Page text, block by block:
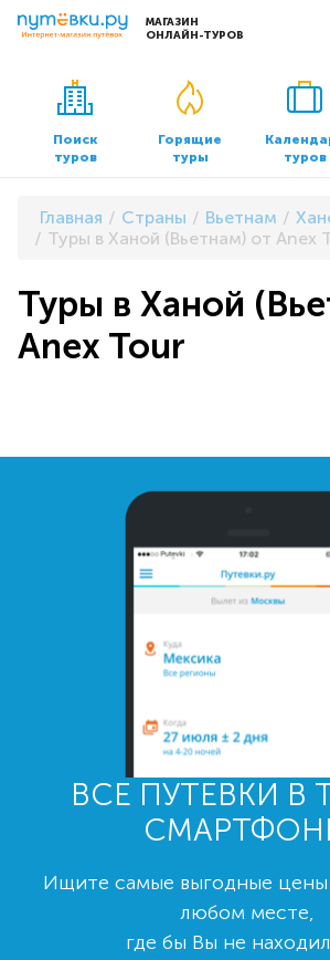
МАГАЗИН
ОНЛАЙН-ТУРОВ
Сервисы
Бронирование отелей
Трансфер
О
О нас
Контакты
Поиск
туров
Горящие
туры
туров
Главная Страны Вьетнам
Туры в Ханой (Вьетнам) от Anex
Туры в Ханой
Anex Tour
ВСЕ ПУТЕВКИ В
Ищите самые выгодные цены
любом месте,
где бы Вы не